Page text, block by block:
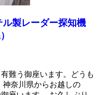
製レーダー探知機
難う御座います。どうも
神奈川県からお越しの